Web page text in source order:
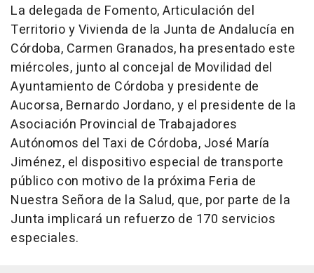
La delegada de Fomento, Articulación del
Territorio y Vivienda de la Junta de Andalucía en
Córdoba, Carmen Granados, ha presentado este
miércoles, junto al concejal de Movilidad del
Ayuntamiento de Córdoba y presidente de
Aucorsa, Bernardo Jordano, y el presidente de la
Asociación Provincial de Trabajadores
Autónomos del Taxi de Córdoba, José María
Jiménez, el dispositivo especial de transporte
público con motivo de la próxima Feria de
Nuestra Señora de la Salud, que, por parte de la
Junta implicará un refuerzo de 170 servicios
especiales.